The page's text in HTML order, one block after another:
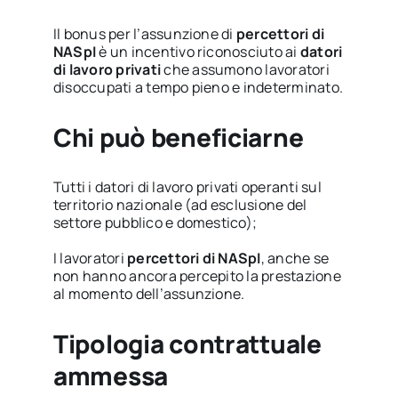
Il bonus per l’assunzione di percettori di
NASpIè un incentivo riconosciuto ai datori
di lavoro privatiche assumono lavoratori
disoccupati a tempo pieno e indeterminato.
Chi può beneficiarne
Tutti i datori di lavoro privati operanti sul
territorio nazionale (ad esclusione del
settore pubblico e domestico);
I lavoratori percettori di NASpI, anche se
non hanno ancora percepito la prestazione
al momento dell’assunzione.
Tipologia contrattuale
ammessa